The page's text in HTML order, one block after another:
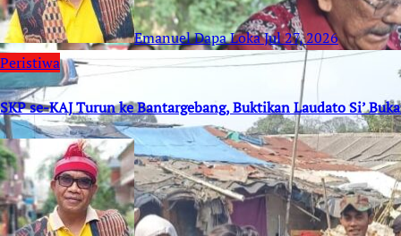
Emanuel Dapa LokaJul 27, 2026
Peristiwa
SKP se-KAJ Turun ke Bantargebang, Buktikan Laudato Si’